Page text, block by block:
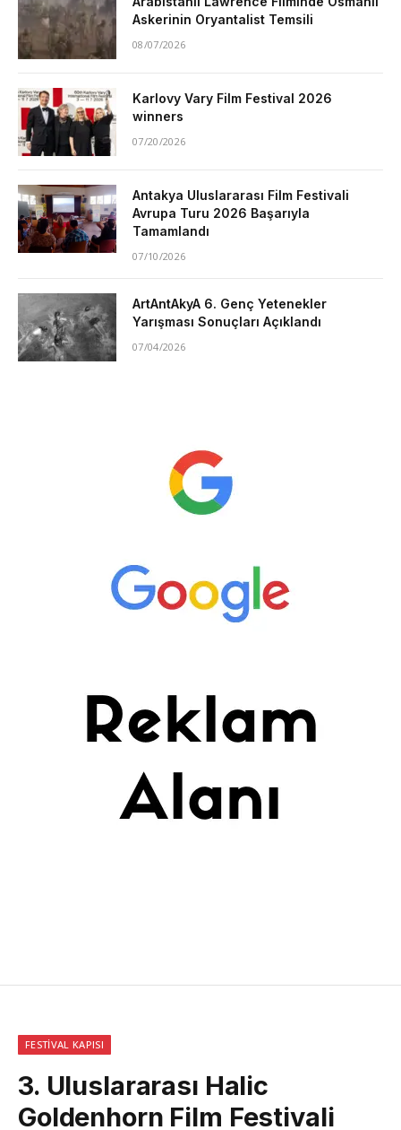
Askerinin Oryantalist Temsili
08/07/2026
Karlovy Vary Film Festival 2026
winners
07/20/2026
Antakya Uluslararası Film Festivali
Avrupa Turu 2026 Başarıyla
Tamamlandı
07/10/2026
ArtAntAkyA 6. Genç Yetenekler
Yarışması Sonuçları Açıklandı
07/04/2026
FESTIVAL KAPISI
3. Uluslararası Halic
Goldenhorn Film Festivali